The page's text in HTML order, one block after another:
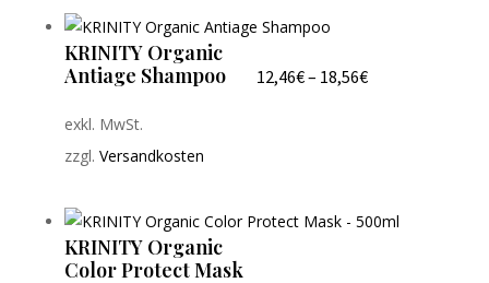
KRINITY Organic
Antiage Shampoo
12,46€– 18,56€
exkl. MwSt.
zzgl. Versandkosten
KRINITY Organic
Color Protect Mask